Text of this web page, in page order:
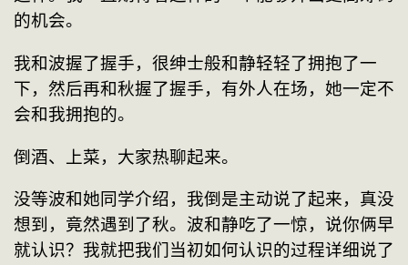
的机会。
我和波握了握手，很绅士般和静轻轻了拥抱了一
下，然后再和秋握了握手，有外人在场，她一定不
会和我拥抱的。
倒酒、上菜，大家热聊起来。
没等波和她同学介绍，我倒是主动说了起来，真没
想到，竟然遇到了秋。波和静吃了一惊，说你俩早
就认识？我就把我们当初如何认识的过程详细说了